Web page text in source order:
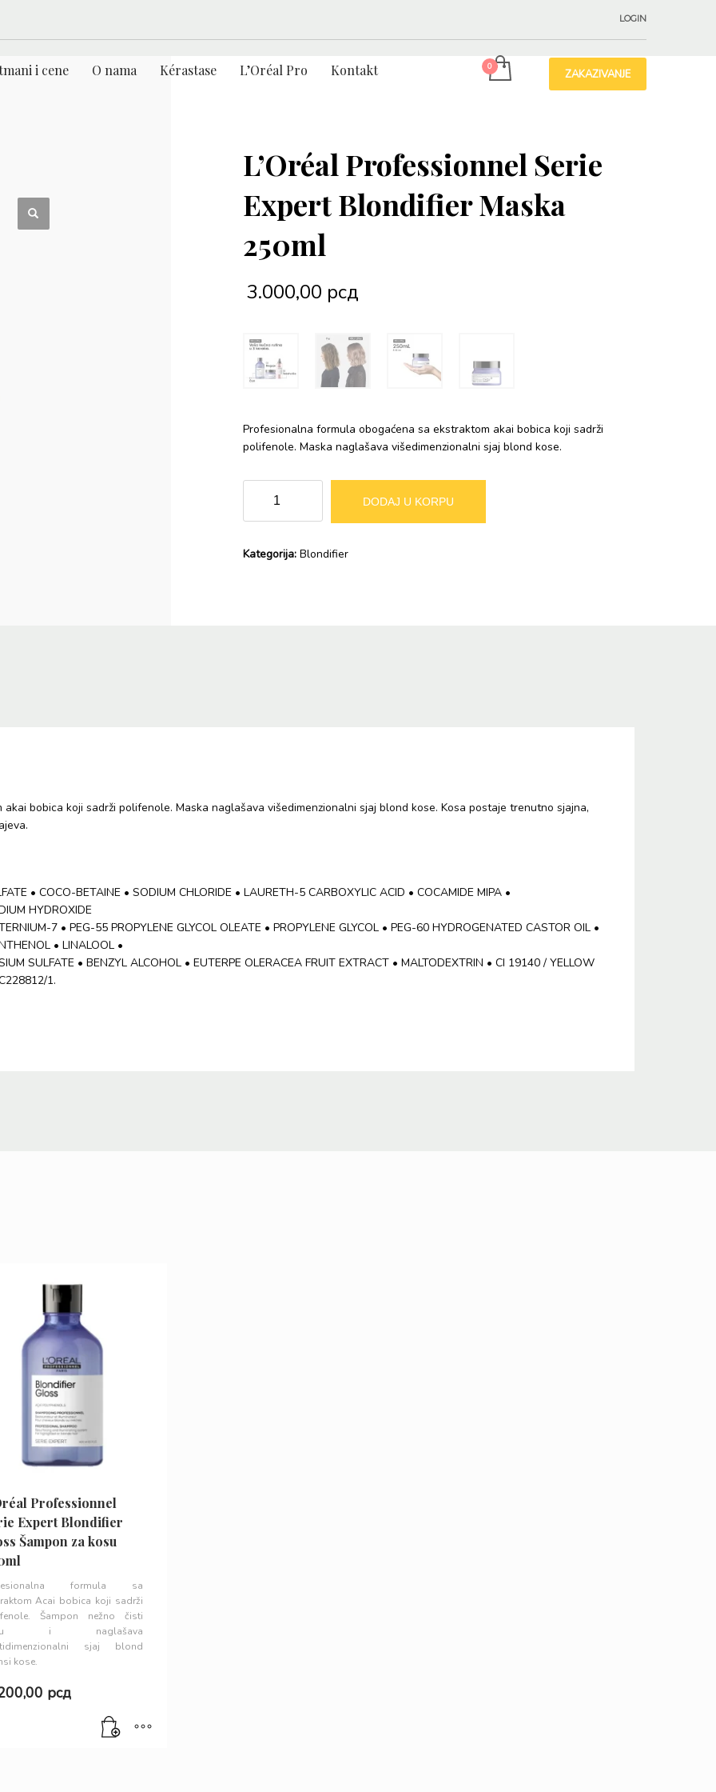
LOGIN
i cene O nama Kérastase L’Oréal Pro Kontakt ZAKAZIVANJE
L’Oréal Professionnel Serie
Expert Blondifier Maska
250ml
3.000,00 рсд
Profesionalna formula obogaćena sa ekstraktom akai bobica koji sadrži
polifenole. Maska naglašava višedimenzionalni sjaj blond kose.
Professionnel
Serie
Blondifier
DODAJ U KORPU
Kategorija: Blondifier
bobica koji sadrži polifenole. Maska naglašava višedimenzionalni sjaj blond kose. Kosa postaje trenutno sjajna,
• COCO-BETAINE • SODIUM CHLORIDE • LAURETH-5 CARBOXYLIC ACID • COCAMIDE MIPA •
HYDROXIDE
7 • PEG-55 PROPYLENE GLYCOL OLEATE • PROPYLENE GLYCOL • PEG-60 HYDROGENATED CASTOR OIL •
• LINALOOL •
SULFATE • BENZYL ALCOHOL • EUTERPE OLERACEA FRUIT EXTRACT • MALTODEXTRIN • CI 19140 / YELLOW
1.
Professionnel
Expert Blondifier
Šampon za kosu
formula sa
Acai bobica koji sadrži
Šampon nežno čisti
i naglašava
sjaj blond
kose.
рсд